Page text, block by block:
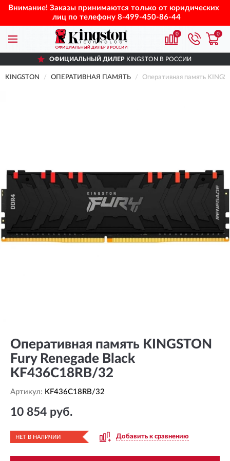
Внимание! Заказы принимаются только от юридических
лиц по телефону 8-499-450-86-44
0 0
ОФИЦИАЛЬНЫЙ ДИЛЕР KINGSTON В РОССИИ
KINGSTON ОПЕРАТИВНАЯ ПАМЯТЬ Оперативная память
Оперативная память KINGSTON
Fury Renegade Black
KF436C18RB/32
Артикул: KF436C18RB/32
10 854 руб.
НЕТ В НАЛИЧИИ Добавить к сравнению